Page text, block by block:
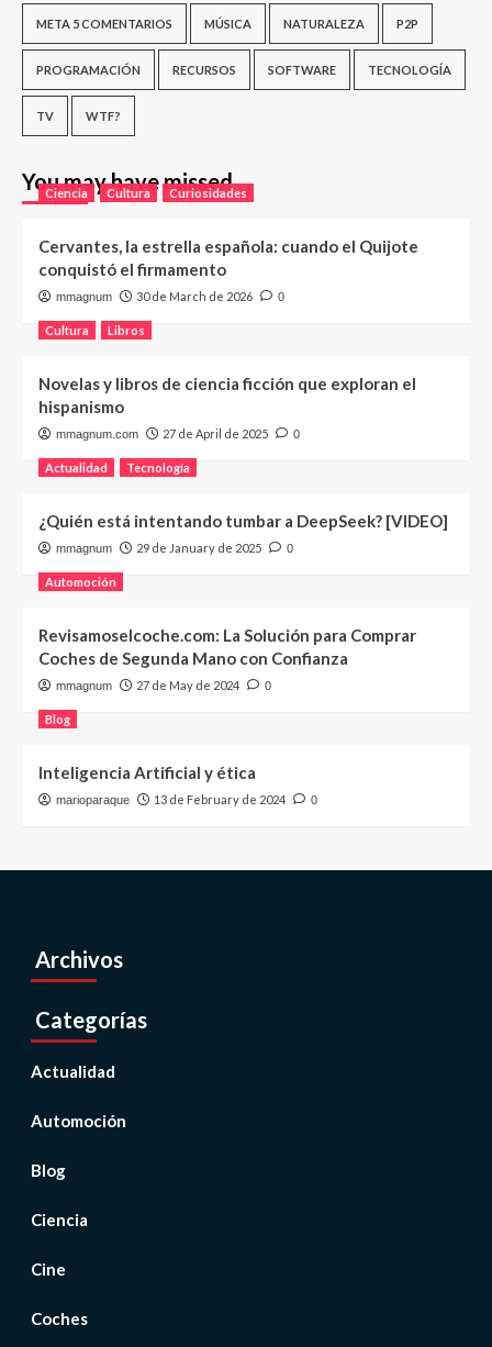
META 5 COMENTARIOS MÚSICA NATURALEZA P2P
PROGRAMACIÓN RECURSOS SOFTWARE TECNOLOGÍA
TV WTF?
You may have missed
Ciencia Cultura Curiosidades
Cervantes, la estrella española: cuando el Quijote
conquistó el firmamento
mmagnum 30 de March de 2026 0
Cultura Libros
Novelas y libros de ciencia ficción que exploran el
hispanismo
mmagnum.com 27 de April de 2025 0
Actualidad Tecnología
¿Quién está intentando tumbar a DeepSeek? [VIDEO]
mmagnum 29 de January de 2025 0
Automoción
Revisamoselcoche.com: La Solución para Comprar
Coches de Segunda Mano con Confianza
mmagnum 27 de May de 2024 0
Blog
Inteligencia Artificial y ética
marioparaque 13 de February de 2024 0
Archivos
Categorías
Actualidad
Automoción
Blog
Ciencia
Cine
Coches